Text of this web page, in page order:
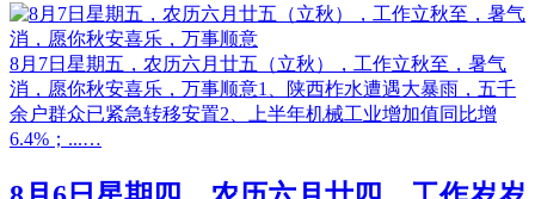
8月7日星期五，农历六月廿五（立秋），工作立秋至，暑气
消，愿你秋安喜乐，万事顺意1、陕西柞水遭遇大暴雨，五千
余户群众已紧急转移安置2、上半年机械工业增加值同比增
6.4%；...…